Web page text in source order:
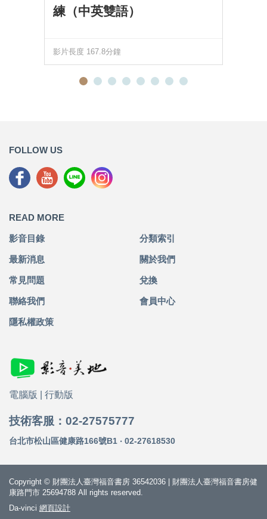
練（中英雙語）
影片長度 167.8分鐘
FOLLOW US
READ MORE
影音目錄 分類索引
最新消息 關於我們
常見問題 兌換
聯絡我們 會員中心
隱私權政策
電腦版 行動版
技術客服：02-27575777
台北市松山區健康路166號B1 ‧ 02-27618530
Copyright © 財團法人臺灣福音書房 36542036 | 財團法人臺灣福音書房健
康路門市 25694788 All rights reserved.
Da-vinci 網頁設計